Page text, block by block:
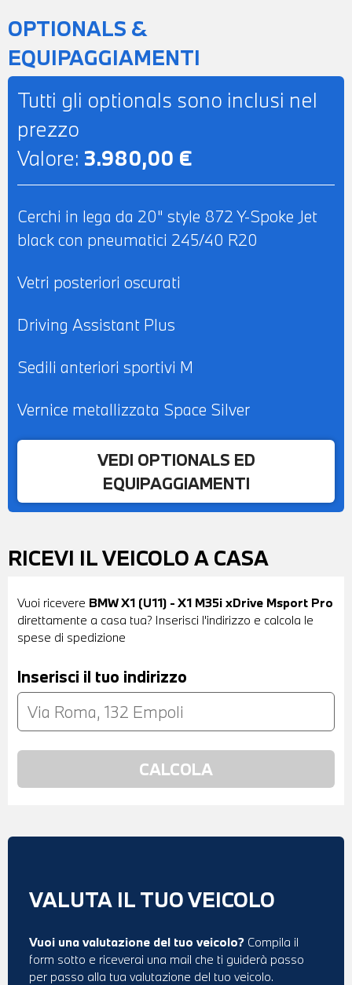
CRUISE CONTROL - DRIVING ASSISTANT
PLUS - LIMITATORE DI VELOCITA' - USB -
BLUETOOTH - APPLE CARPLAY -
SATELLITARE - SISTEMA DI RICARICA
WIRELESS TELEFONO - COMPUTER DI
BORDO - INDICATORE PRESSIONE
PNEUMATICI - CHIAMATA DI EMERGENZA
DISPLAY A COLORI TOUCHSCREEN -
BRACCIOLO CENTRALE ANTERIORE -
RIVESTIMENTO CIELO COLOR
ANTRACITE - CINTURE DI SICUREZZA M -
SEDILI SPORTIVI M PELLE VEGANZA
ANTERIORI RISCALDABILI - VOLANTE
MULTIFUNZIONE - PACCHETTO LUCI
AMBIENTE - CLIMATIZZATORE
AUTOMATICO BIZONA - VERNICE
METALLIZZATA SPACE SILVER -
POSSIBILITA' DI PROVA - POSSIBILITA' DI
FINANZIAMENTO ANCHE PER L'INTERO
OPTIONALS &
EQUIPAGGIAMENTI
Tutti gli optionals sono inclusi nel
prezzo
Valore: 3.980,00 €
Cerchi in lega da 20" style 872 Y-Spoke Jet
black con pneumatici 245/40 R20
Vetri posteriori oscurati
Driving Assistant Plus
Sedili anteriori sportivi M
Vernice metallizzata Space Silver
VEDI OPTIONALS ED
EQUIPAGGIAMENTI
RICEVI IL VEICOLO A CASA
Vuoi ricevere BMW X1 (U11) - X1 M35i xDrive Msport Pro
direttamente a casa tua? Inserisci l'indirizzo e calcola le
spese di spedizione
Inserisci il tuo indirizzo
VALUTA IL TUO VEICOLO
Vuoi una valutazione del tuo veicolo? Compila il
form sotto e riceverai una mail che ti guiderà passo
per passo alla tua valutazione del tuo veicolo.